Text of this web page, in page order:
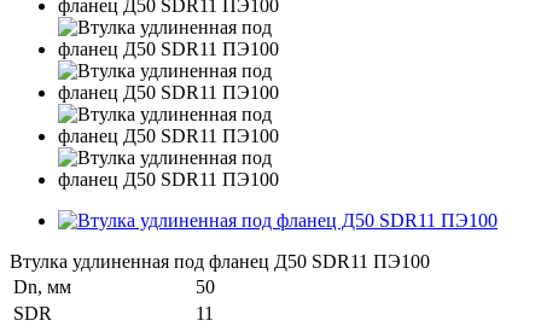
Втулка удлиненная под фланец Д50 SDR11 ПЭ100
Dn, мм
50
SDR
11